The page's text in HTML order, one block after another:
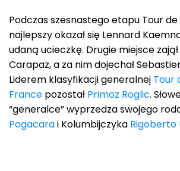
Podczas szesnastego etapu Tour
najlepszy okazał się Lennard
udaną ucieczkę. Drugie miejsce
Carapaz, a za nim dojechał
Liderem klasyfikacji generalnej Tour
France pozostał Primoz Roglic.
“generalce” wyprzedza swojego
Pogacarai Kolumbijczyka Rigoberto